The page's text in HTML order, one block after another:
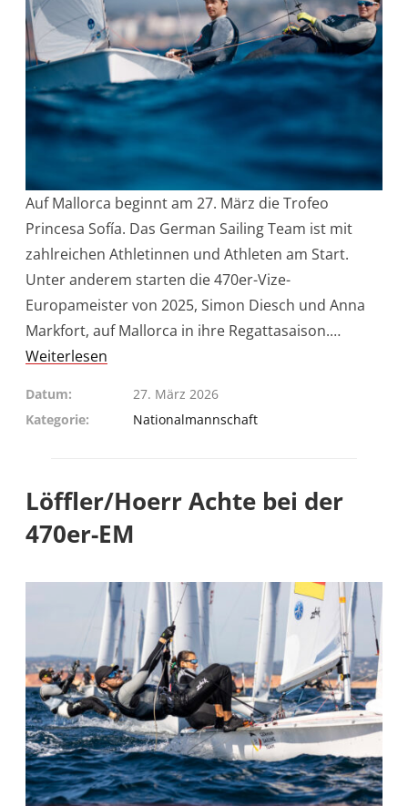
Auf Mallorca beginnt am 27. März die Trofeo
Princesa Sofía. Das German Sailing Team ist mit
zahlreichen Athletinnen und Athleten am Start.
Unter anderem starten die 470er-Vize-
Europameister von 2025, Simon Diesch und Anna
Markfort, auf Mallorca in ihre Regattasaison.…
Weiterlesen
Datum
27. März 2026
Kategorie
Nationalmannschaft
Löffler/Hoerr Achte bei der
470er-EM